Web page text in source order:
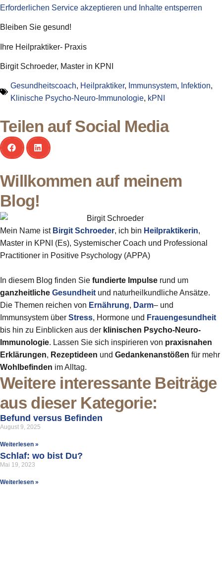
Erforderlichen Service akzeptieren und Inhalte entsperren
Bleiben Sie gesund!
Ihre Heilpraktiker- Praxis
Birgit Schroeder, Master in KPNI
Gesundheitscoach, Heilpraktiker, Immunsystem, Infektion,
Klinische Psycho-Neuro-Immunologie, kPNI
Teilen auf Social Media
Willkommen auf meinem
Blog!
Mein Name ist Birgit Schroeder, ich bin Heilpraktikerin,
Master in KPNI (Es), Systemischer Coach und Professional
Practitioner in Positive Psychology (APPA)
In diesem Blog finden Sie fundierte Impulse rund um
ganzheitliche Gesundheit und naturheilkundliche Ansätze.
Die Themen reichen von Ernährung, Darm– und
Immunsystem über Stress, Hormone und Frauengesundheit
bis hin zu Einblicken aus der klinischen Psycho-Neuro-
Immunologie. Lassen Sie sich inspirieren von praxisnahen
Erklärungen, Rezeptideen und Gedankenanstößen für mehr
Wohlbefinden im Alltag.
Weitere interessante Beiträge
aus dieser Kategorie:
Befund versus Befinden
August 9, 2025
Weiterlesen »
Schlaf: wo bist Du?
Mai 19, 2023
Weiterlesen »